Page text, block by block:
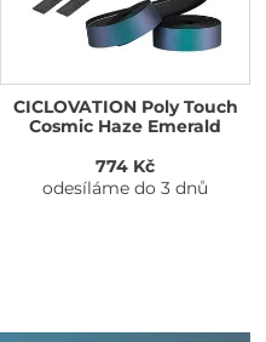
CICLOVATION Poly Touch
Cosmic Haze Emerald
774 Kč
odesíláme do 3 dnů